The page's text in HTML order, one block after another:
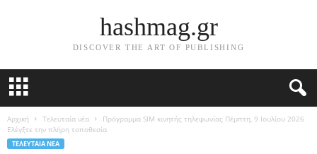
hashmag.gr
DISCOVER THE ART OF PUBLISHING
Αρχική Τελευταία νέα
Πρόγραμμα SIM κινητής τηλεφωνίας Πέμπτη, 9 Ιουλίου 2026
Ελέγξτε την πλήρη τοποθεσία
ΤΕΛΕΥΤΑΊΑ ΝΈΑ